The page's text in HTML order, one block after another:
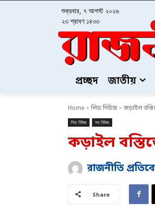
শুক্রবার, ৭ আগস্ট ২০২৬
২৩ শ্রাবণ ১৪৩৩
প্রচ্ছদ জাতীয়
Home লিড নিউজ কড়াইল
লিড নিউজ সব নিউজ
কড়াইল
রাজনীতি
Share